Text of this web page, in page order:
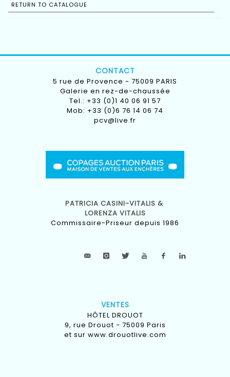
RETURN TO CATALOGUE
CONTACT
5 rue de Provence - 75009 PARIS
Galerie en rez-de-chaussée
Tel.: +33 (0)1 40 06 91 57
Mob: +33 (0)6 76 14 06 74
pcv@live.fr
PATRICIA CASINI-VITALIS &
LORENZA VITALIS
Commissaire-Priseur depuis 1986
VENTES
HÔTEL DROUOT
9, rue Drouot - 75009 Paris
et sur www.drouotlive.com